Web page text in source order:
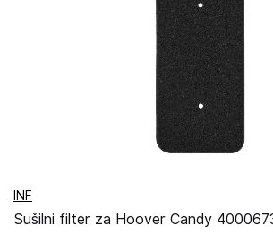
INF
Sušilni filter za Hoover Candy